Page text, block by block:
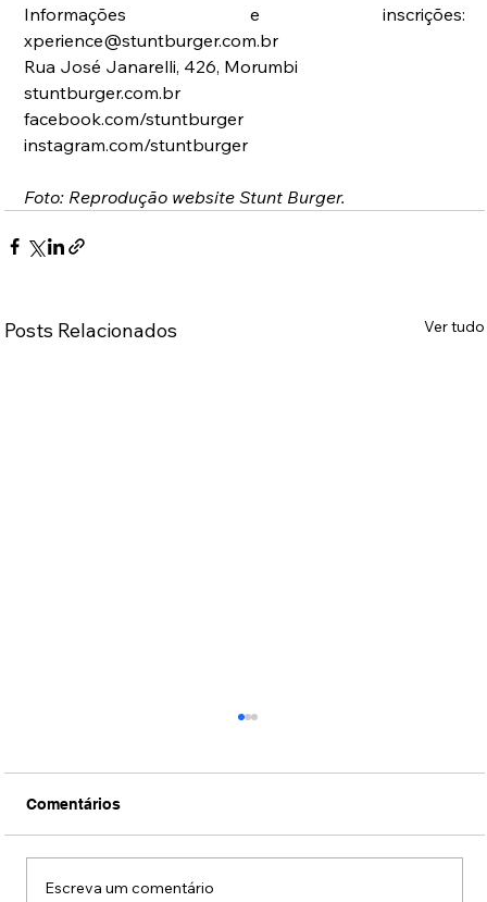
Informações e inscrições:
xperience@stuntburger.com.br
Rua José Janarelli, 426, Morumbi
stuntburger.com.br
facebook.com/stuntburger
instagram.com/stuntburger
Foto: Reprodução website Stunt Burger.
Posts Relacionados Ver tudo
Comentários
Escreva um comentário